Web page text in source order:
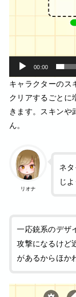
00:00
キャラクターのス
クリアするごとに
きます。スキンや
ん。
リオナ
ネ
じ
一応銃系のデザ
攻撃になるけど
があるからほか